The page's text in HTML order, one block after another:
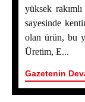
yüksek
sayesinde
olan ürün, bu
Üretim, E...
Gazetenin
Yaşar Geler’in
Bölüm 2 -
Ardahan Çiçek
Yaşar Geler’in
Bölüm 1: